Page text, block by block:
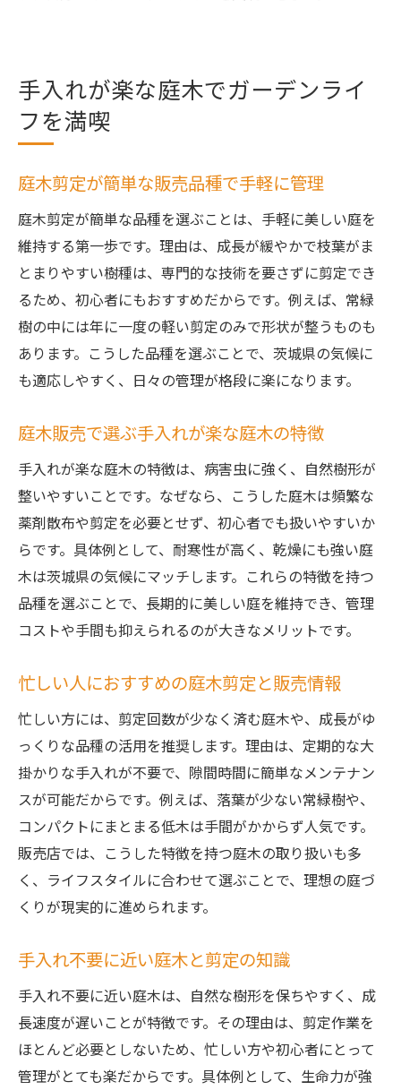
手入れが楽な庭木でガーデンライ
フを満喫
庭木剪定が簡単な販売品種で手軽に管理
庭木剪定が簡単な品種を選ぶことは、手軽に美しい庭を
維持する第一歩です。理由は、成長が緩やかで枝葉がま
とまりやすい樹種は、専門的な技術を要さずに剪定でき
るため、初心者にもおすすめだからです。例えば、常緑
樹の中には年に一度の軽い剪定のみで形状が整うものも
あります。こうした品種を選ぶことで、茨城県の気候に
も適応しやすく、日々の管理が格段に楽になります。
庭木販売で選ぶ手入れが楽な庭木の特徴
手入れが楽な庭木の特徴は、病害虫に強く、自然樹形が
整いやすいことです。なぜなら、こうした庭木は頻繁な
薬剤散布や剪定を必要とせず、初心者でも扱いやすいか
らです。具体例として、耐寒性が高く、乾燥にも強い庭
木は茨城県の気候にマッチします。これらの特徴を持つ
品種を選ぶことで、長期的に美しい庭を維持でき、管理
コストや手間も抑えられるのが大きなメリットです。
忙しい人におすすめの庭木剪定と販売情報
忙しい方には、剪定回数が少なく済む庭木や、成長がゆ
っくりな品種の活用を推奨します。理由は、定期的な大
掛かりな手入れが不要で、隙間時間に簡単なメンテナン
スが可能だからです。例えば、落葉が少ない常緑樹や、
コンパクトにまとまる低木は手間がかからず人気です。
販売店では、こうした特徴を持つ庭木の取り扱いも多
く、ライフスタイルに合わせて選ぶことで、理想の庭づ
くりが現実的に進められます。
手入れ不要に近い庭木と剪定の知識
手入れ不要に近い庭木は、自然な樹形を保ちやすく、成
長速度が遅いことが特徴です。その理由は、剪定作業を
ほとんど必要としないため、忙しい方や初心者にとって
管理がとても楽だからです。具体例として、生命力が強